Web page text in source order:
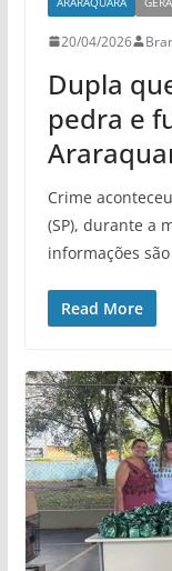
20/04/2026
Dupla
pedra e
Crime
(SP), durante a
informações
Read More